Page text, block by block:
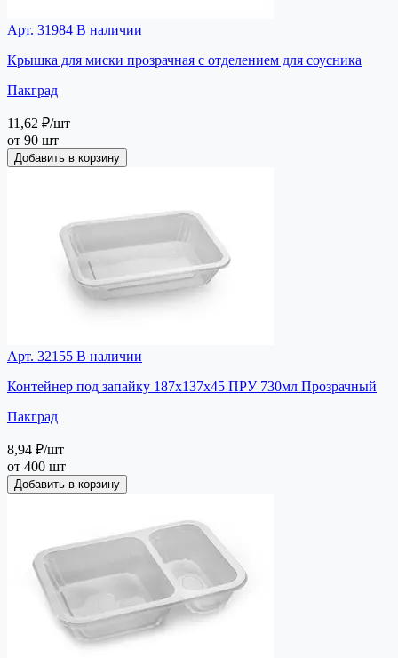
Арт. 31984 В наличии
Крышка для миски прозрачная с отделением для соусника
Пакград
11,62 ₽/шт
от 90 шт
Добавить в корзину
Арт. 32155 В наличии
Контейнер под запайку 187х137х45 ПРУ 730мл Прозрачный
Пакград
8,94 ₽/шт
от 400 шт
Добавить в корзину